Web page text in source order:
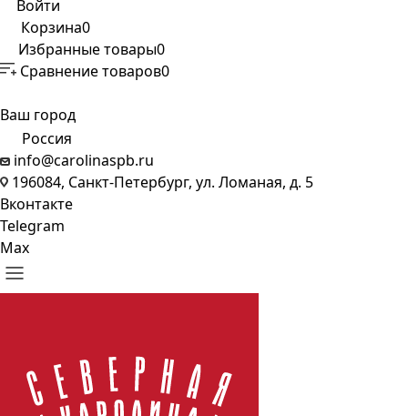
Войти
Корзина0
Избранные товары0
Сравнение товаров0
Ваш город
Россия
info@carolinaspb.ru
196084, Санкт-Петербург, ул. Ломаная, д. 5
Вконтакте
Telegram
Max